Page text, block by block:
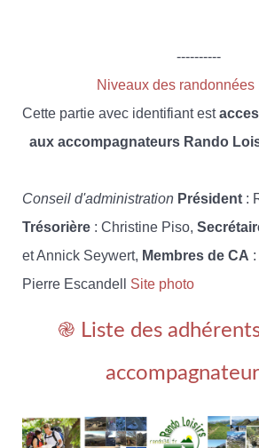
----------
Niveaux des randonnées
Cette partie avec identifiant est
aux accompagnateurs Rando
Conseil d'administration Président :
Trésorière : Christine Piso,
et Annick Seywert, Membres de CA
Pierre Escandell Site photo
֎ Liste des